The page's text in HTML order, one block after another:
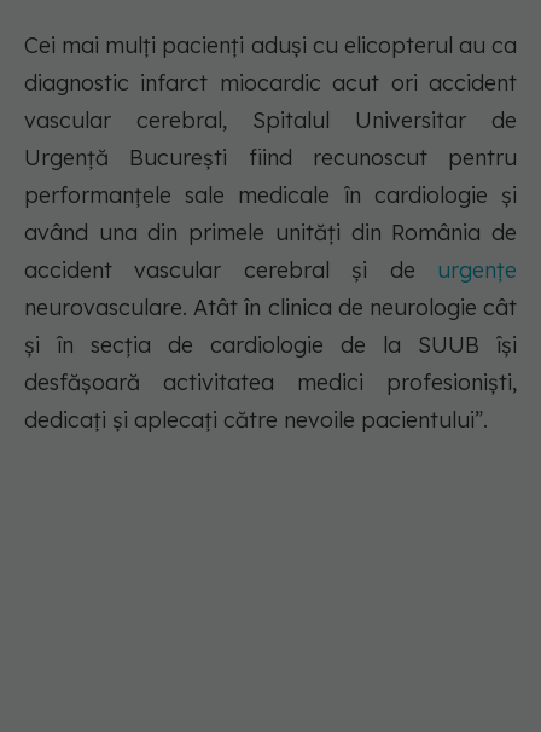
Cei mai mulți pacienți aduși cu elicopterul au ca
diagnostic infarct miocardic acut ori accident
vascular cerebral, Spitalul Universitar de
Urgență București fiind recunoscut pentru
performanțele sale medicale în cardiologie și
având una din primele unități din România de
accident vascular cerebral și de urgențe
neurovasculare. Atât în clinica de neurologie cât
și în secția de cardiologie de la SUUB își
desfășoară activitatea medici profesioniști,
dedicați și aplecați către nevoile pacientului”.